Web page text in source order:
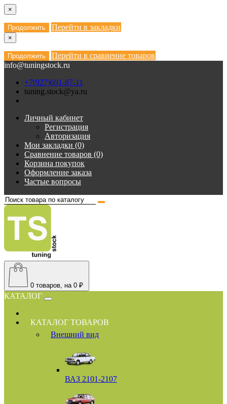
×
Продолжить Перейти в закладки
×
Продолжить
Перейти в сравнение товаров
info@tuningstock.ru
+7(927)691-87-11
tuning.stock@ya.ru
Личный кабинет
Регистрация
Авторизация
Мои закладки (0)
Сравнение товаров (0)
Корзина покупок
Оформление заказа
Частые вопросы
0 товаров, на 0 ₽
КАТАЛОГ
КАТАЛОГ ТОВАРОВ
Внешний вид
ВАЗ 2101-2107